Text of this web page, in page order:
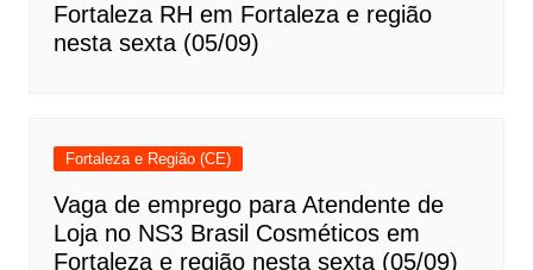
Fortaleza RH em Fortaleza e região
nesta sexta (05/09)
Fortaleza e Região (CE)
Vaga de emprego para Atendente de
Loja no NS3 Brasil Cosméticos em
Fortaleza e região nesta sexta (05/09)